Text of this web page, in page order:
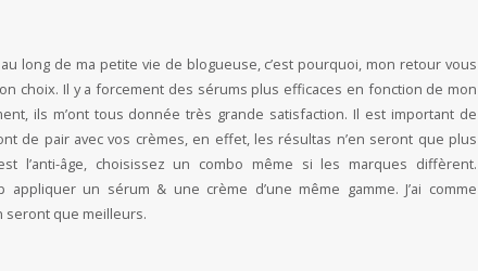
long de ma petite vie de blogueuse, c’est pourquoi, mon retour vous
choix. Il y a forcement des sérums plus efficaces en fonction de mon
ils m’ont tous donnée très grande satisfaction. Il est important de
de pair avec vos crèmes, en effet, les résultas n’en seront que plus
l’anti-âge, choisissez un combo même si les marques diffèrent.
appliquer un sérum & une crème d’une même gamme. J’ai comme
seront que meilleurs.